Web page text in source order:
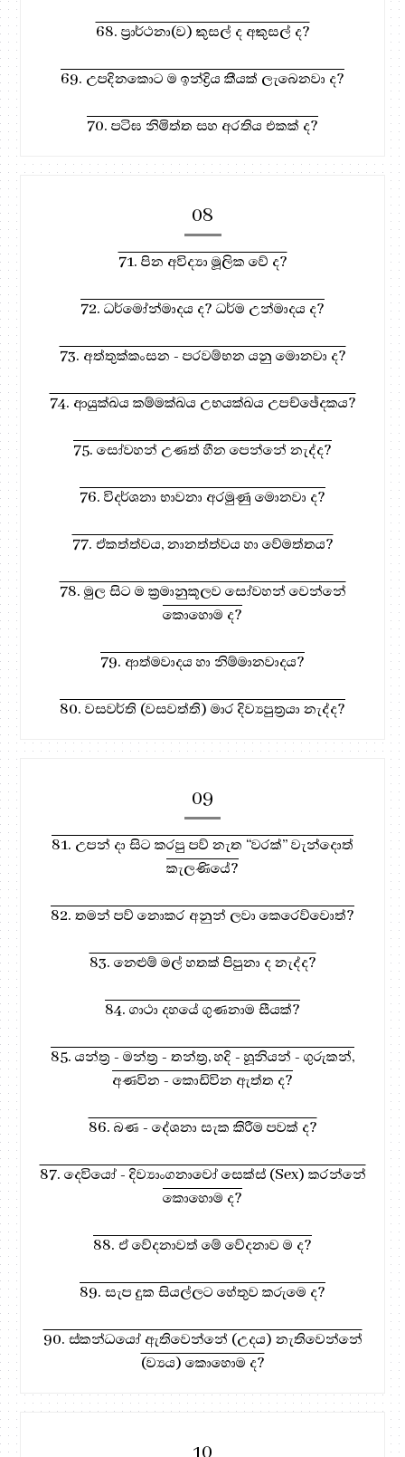
68. ප්‍රාර්ථනා(ව) කුසල් ද අකුසල් ද?
69. උපදිනකොට ම ඉන්ද්‍රිය කීයක් ලැබෙනවා ද?
70. පටිඝ නිමිත්ත සහ අරතිය එකක් ද?
08
71. පින අවිද්‍යා මූලික වේ ද?
72. ධර්මෝන්මාදය ද? ධර්ම උන්මාදය ද?
73. අත්තුක්කංසන - පරවම්භන යනු මොනවා ද?
74. ආයුක්ඛය කම්මක්ඛය උභයක්ඛය උපච්ඡේදකය?
75. සෝවහන් උණත් හීන පෙන්නේ නැද්ද?
76. විදර්ශනා භාවනා අරමුණු මොනවා ද?
77. ඒකත්ත්වය, නානත්ත්වය හා වේමත්තය?
78. මුල සිට ම ක්‍රමානුකූලව සෝවහන් වෙන්නේ
කොහොම ද?
79. ආත්මවාදය හා නිම්මානවාදය?
80. වසවර්ති (වසවත්ති) මාර දිව්‍යපුත්‍රයා නැද්ද?
09
81. උපන් දා සිට කරපු පව් නැත “වරක්” වැන්දොත්
කැලණියේ?
82. තමන් පව් නොකර අනුන් ලවා කෙරෙව්වොත්?
83. නෙළුම් මල් හතක් පිපුනා ද නැද්ද?
84. ගාථා දහයේ ගුණනාම සීයක්?
85. යන්ත්‍ර - මන්ත්‍ර - තන්ත්‍ර, හදි - හූනියන් - ගුරුකන්,
අණවින - කොඩිවින ඇත්ත ද?
86. බණ - දේශනා සැක කිරීම පවක් ද?
87. දෙවියෝ - දිව්‍යාංගනාවෝ සෙක්ස් (Sex) කරන්නේ
කොහොම ද?
88. ඒ වේදනාවත් මේ වේදනාව ම ද?
89. සැප දුක සියල්ලට හේතුව කරුමෙ ද?
90. ස්කන්ධයෝ ඇතිවෙන්නේ (උදය) නැතිවෙන්නේ
(ව්‍යය) කොහොම ද?